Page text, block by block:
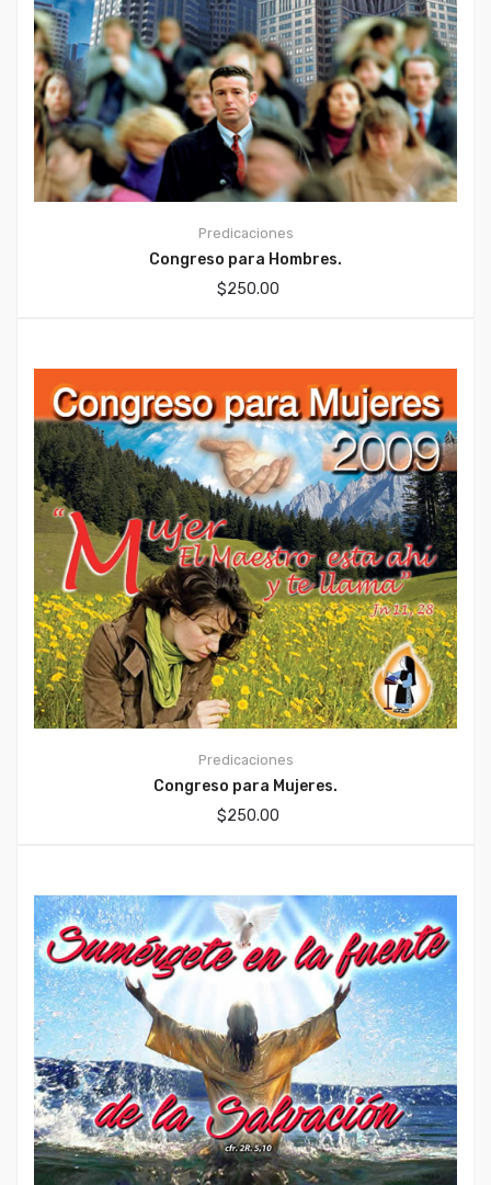
Predicaciones
Congreso para Hombres.
$250.00
Predicaciones
Congreso para Mujeres.
$250.00